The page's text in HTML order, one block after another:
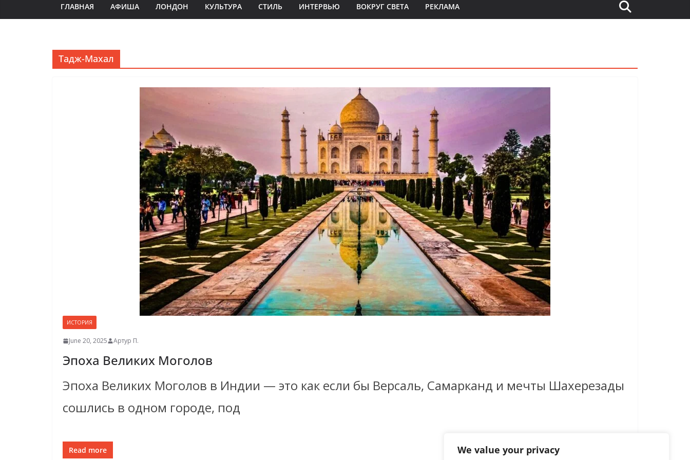
We value your privacy
ГЛАВНАЯ АФИША ЛОНДОН КУЛЬТУРА СТИЛЬ ИНТЕРВЬЮ ВОКРУГ СВЕТА РЕКЛАМА
Тадж-Махал
ИСТОРИЯ
June 20, 2025 Артур П.
Эпоха Великих Моголов
Эпоха Великих Моголов в Индии — это как если бы Версаль, Самарканд и мечты Шахерезады
сошлись в одном городе, под
Read more